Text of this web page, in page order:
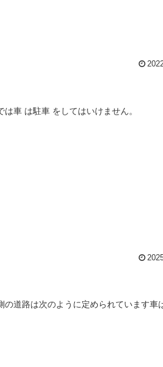
は車 は駐車 をしてはいけません。
の道路は次のように定められています車